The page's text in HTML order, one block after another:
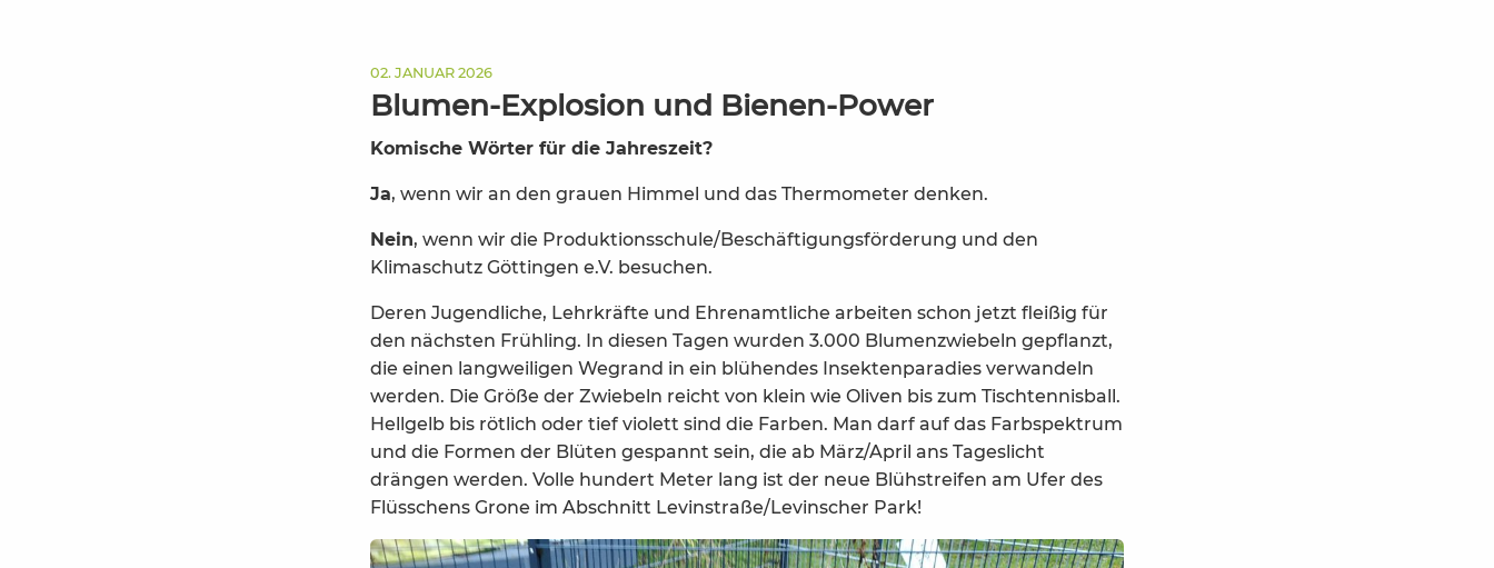
02. JANUAR 2026
Blumen-Explosion und Bienen-Power
Komische Wörter für die Jahreszeit?
Ja, wenn wir an den grauen Himmel und das Thermometer denken.
Nein, wenn wir die Produktionsschule/Beschäftigungsförderung und den
Klimaschutz Göttingen e.V. besuchen.
Deren Jugendliche, Lehrkräfte und Ehrenamtliche arbeiten schon jetzt fleißig für
den nächsten Frühling. In diesen Tagen wurden 3.000 Blumenzwiebeln gepflanzt,
die einen langweiligen Wegrand in ein blühendes Insektenparadies verwandeln
werden. Die Größe der Zwiebeln reicht von klein wie Oliven bis zum Tischtennisball.
Hellgelb bis rötlich oder tief violett sind die Farben. Man darf auf das Farbspektrum
und die Formen der Blüten gespannt sein, die ab März/April ans Tageslicht
drängen werden. Volle hundert Meter lang ist der neue Blühstreifen am Ufer des
Flüsschens Grone im Abschnitt Levinstraße/Levinscher Park!